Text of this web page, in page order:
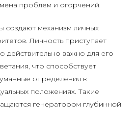
проблем и огорчений.
создают механизм личных
Личность приступает
действительно важно для его
что способствует
определения в
положениях. Такие
генератором глубинной